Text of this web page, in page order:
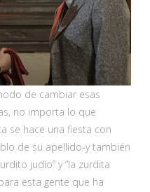
de cambiar esas
no importa lo que
se hace una fiesta con
de su apellido-y también
judío” y “la zurdita
esta gente que ha